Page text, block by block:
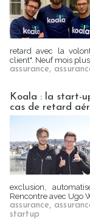
retard avec la
client". Neuf mois
assurance,
Koala : la start-
cas de retard
exclusion,
Rencontre avec Ugo
assurance,
startup